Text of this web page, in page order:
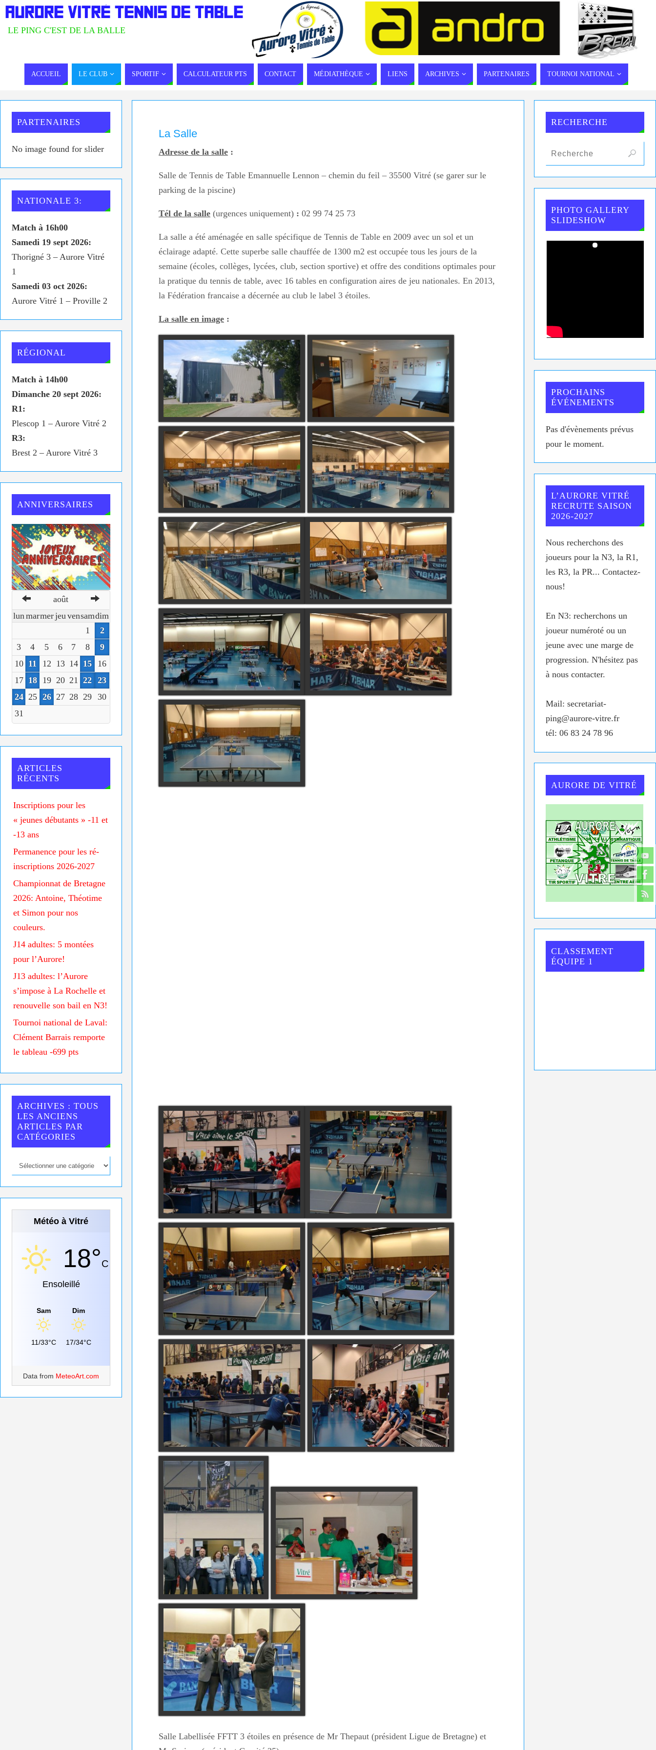
AURORE VITRÉ TENNIS DE TABLE
LE PING C'EST DE LA BALLE
ACCUEIL LE CLUB SPORTIF CALCULATEUR PTS CONTACT MÉDIATHÈQUE LIENS ARCHIVES PARTENAIRES TOURNOI NATIONAL
La Salle
Adresse de la salle :
Salle de Tennis de Table Emannuelle Lennon – chemin du feil – 35500 Vitré (se garer sur le
parking de la piscine)
Tél de la salle (urgences uniquement) : 02 99 74 25 73
La salle a été aménagée en salle spécifique de Tennis de Table en 2009 avec un sol et un
éclairage adapté. Cette superbe salle chauffée de 1300 m2 est occupée tous les jours de la
semaine (écoles, collèges, lycées, club, section sportive) et offre des conditions optimales pour
la pratique du tennis de table, avec 16 tables en configuration aires de jeu nationales. En 2013,
la Fédération francaise a décernée au club le label 3 étoiles.
La salle en image :
Salle Labellisée FFTT 3 étoiles en présence de Mr Thepaut (président Ligue de Bretagne) et
PARTENAIRES
No image found for slider
NATIONALE 3:
Match à 16h00
Samedi 19 sept 2026:
Thorigné 3 – Aurore Vitré
1
Samedi 03 oct 2026:
Aurore Vitré 1 – Proville 2
RÉGIONAL
Match à 14h00
Dimanche 20 sept 2026:
R1:
Plescop 1 – Aurore Vitré 2
R3:
Brest 2 – Aurore Vitré 3
ANNIVERSAIRES
août
lun marmerjeu vensamdim
1
2
3
4 5 6 7 8
9
10 11 12 13 14 15
16
17 18 19 20 21 22
23
24 25 26 27 28 29
30
31
ARTICLES
RÉCENTS
Inscriptions pour les
« jeunes débutants » -11 et
-13 ans
Permanence pour les ré-
inscriptions 2026-2027
Championnat de Bretagne
2026: Antoine, Théotime
et Simon pour nos
couleurs.
J14 adultes: 5 montées
pour l’Aurore!
J13 adultes: l’Aurore
s’impose à La Rochelle et
renouvelle son bail en N3!
Tournoi national de Laval:
Clément Barrais remporte
le tableau -699 pts
ARCHIVES : TOUS
LES ANCIENS
ARTICLES PAR
CATÉGORIES
Météo à Vitré
18°C
Ensoleillé
Sam
11/33°C
Dim
17/34°C
Data from MeteoArt.com
RECHERCHE
PHOTO GALLERY
SLIDESHOW
PROCHAINS
ÉVÉNEMENTS
Pas d'évènements prévus
pour le moment.
L’AURORE VITRÉ
RECRUTE SAISON
2026-2027
Nous recherchons des
joueurs pour la N3, la R1,
les R3, la PR... Contactez-
nous!
En N3: recherchons un
joueur numéroté ou un
jeune avec une marge de
progression. N'hésitez pas
à nous contacter.
Mail: secretariat-
ping@aurore-vitre.fr
tél: 06 83 24 78 96
AURORE DE VITRÉ
CLASSEMENT
ÉQUIPE 1